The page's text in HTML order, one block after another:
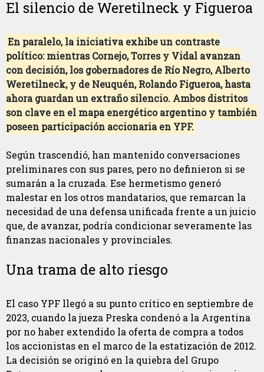
El silencio de Weretilneck y Figueroa
En paralelo, la iniciativa exhibe un contraste
político: mientras Cornejo, Torres y Vidal avanzan
con decisión, los gobernadores de Río Negro, Alberto
Weretilneck, y de Neuquén, Rolando Figueroa, hasta
ahora guardan un extraño silencio. Ambos distritos
son clave en el mapa energético argentino y también
poseen participación accionaria en YPF.
Según trascendió, han mantenido conversaciones
preliminares con sus pares, pero no definieron si se
sumarán a la cruzada. Ese hermetismo generó
malestar en los otros mandatarios, que remarcan la
necesidad de una defensa unificada frente a un juicio
que, de avanzar, podría condicionar severamente las
finanzas nacionales y provinciales.
Una trama de alto riesgo
El caso YPF llegó a su punto crítico en septiembre de
2023, cuando la jueza Preska condenó a la Argentina
por no haber extendido la oferta de compra a todos
los accionistas en el marco de la estatización de 2012.
La decisión se originó en la quiebra del Grupo